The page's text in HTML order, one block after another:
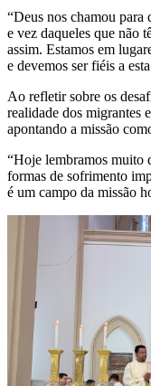
“Deus nos chamou para
e vez daqueles que não
assim. Estamos em
e devemos ser fiéis a
Ao refletir sobre os
realidade dos migrantes
apontando a missão
“Hoje lembramos muito
formas de sofrimento
é um campo da missão